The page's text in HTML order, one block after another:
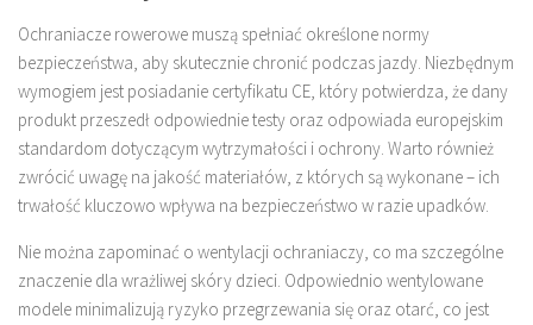
Ochraniacze rowerowe muszą spełniać określone normy
bezpieczeństwa, aby skutecznie chronić podczas jazdy. Niezbędnym
wymogiem jest posiadanie certyfikatu CE, który potwierdza, że dany
produkt przeszedł odpowiednie testy oraz odpowiada europejskim
standardom dotyczącym wytrzymałości i ochrony. Warto również
zwrócić uwagę na jakość materiałów, z których są wykonane – ich
trwałość kluczowo wpływa na bezpieczeństwo w razie upadków.
Nie można zapominać o wentylacji ochraniaczy, co ma szczególne
znaczenie dla wrażliwej skóry dzieci. Odpowiednio wentylowane
modele minimalizują ryzyko przegrzewania się oraz otarć, co jest